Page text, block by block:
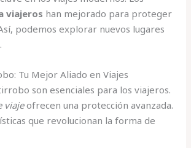
viajeros han mejorado para proteger
podemos explorar nuevos lugares
Tu Mejor Aliado en Viajes
son esenciales para los viajeros.
viajeofrecen una protección avanzada.
que revolucionan la forma de